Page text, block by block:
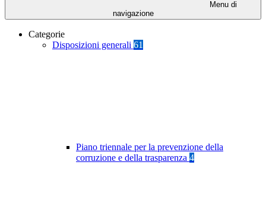
Menu di
navigazione
Categorie
Disposizioni generali 61
Piano triennale per la prevenzione della
corruzione e della trasparenza 4